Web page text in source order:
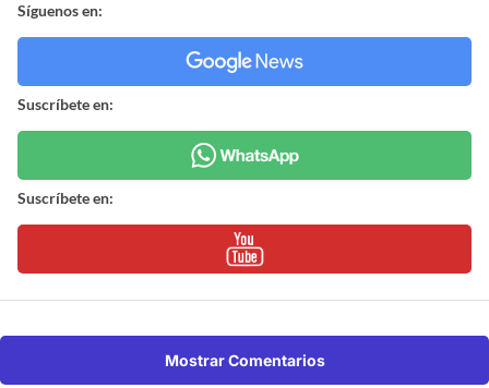
Síguenos en:
Suscríbete en:
Suscríbete en:
Mostrar Comentarios